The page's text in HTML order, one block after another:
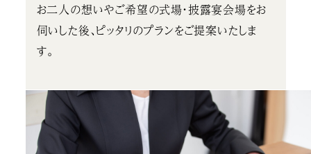
お二人の想いやご希望の式場・披露宴会場をお
伺いした後、ピッタリのプランをご提案いたしま
す。